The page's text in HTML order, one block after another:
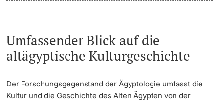
Career Counseling
Military & Civilian Service
Umfassender Blick auf die
altägyptische Kulturgeschichte
Der Forschungsgegenstand der Ägyptologie umfasst die
Kultur und die Geschichte des Alten Ägypten von der